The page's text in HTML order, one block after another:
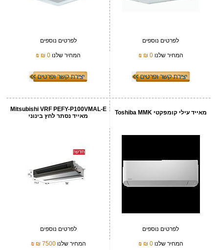
לפרטים נוספים
המחיר שלנו0 ₪
₪
לפרטים נוספים
המחיר שלנו 0 ₪
₪
מאייד עילי קומפקטי Toshiba MMK
לפרטים נוספים
המחיר שלנו0 ₪
₪
Mitsubishi VRF PEFY-P100VMAL-E
מאייד נסתר לחץ בינוני
לפרטים נוספים
המחיר שלנו7500 ₪
₪